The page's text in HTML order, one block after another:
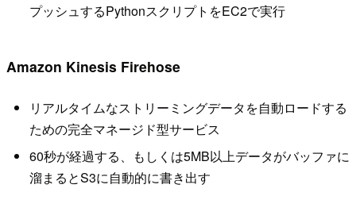
プッシュするPythonスクリプトをEC2で実行
Amazon Kinesis Firehose
リアルタイムなストリーミングデータを自動ロードする
ための完全マネージド型サービス
60秒が経過する、もしくは5MB以上データがバッファに
溜まるとS3に自動的に書き出す